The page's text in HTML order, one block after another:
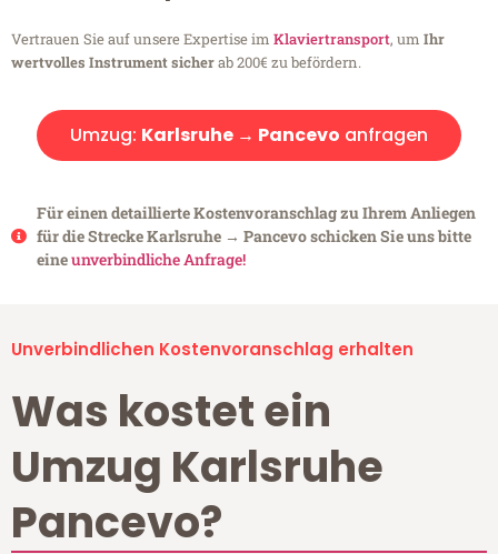
Vertrauen Sie auf unsere Expertise im Klaviertransport, um Ihr
wertvolles Instrument sicherab 200€ zu befördern.
Umzug: Karlsruhe → Pancevo anfragen
Für einen detaillierte Kostenvoranschlag zu Ihrem Anliegen
für die Strecke Karlsruhe → Pancevo schicken Sie uns bitte
eineunverbindliche Anfrage!
Unverbindlichen Kostenvoranschlag erhalten
Was kostet ein
Umzug Karlsruhe
Pancevo?